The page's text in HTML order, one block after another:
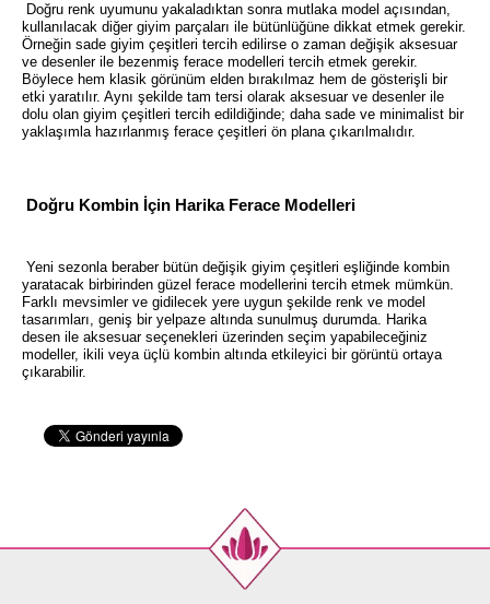
Doğru renk uyumunu yakaladıktan sonra mutlaka model açısından,
kullanılacak diğer giyim parçaları ile bütünlüğüne dikkat etmek gerekir.
Örneğin sade giyim çeşitleri tercih edilirse o zaman değişik aksesuar
ve desenler ile bezenmiş ferace modelleri tercih etmek gerekir.
Böylece hem klasik görünüm elden bırakılmaz hem de gösterişli bir
etki yaratılır. Aynı şekilde tam tersi olarak aksesuar ve desenler ile
dolu olan giyim çeşitleri tercih edildiğinde; daha sade ve minimalist bir
yaklaşımla hazırlanmış ferace çeşitleri ön plana çıkarılmalıdır.
Doğru Kombin İçin Harika Ferace Modelleri
Yeni sezonla beraber bütün değişik giyim çeşitleri eşliğinde kombin
yaratacak birbirinden güzel ferace modellerini tercih etmek mümkün.
Farklı mevsimler ve gidilecek yere uygun şekilde renk ve model
tasarımları, geniş bir yelpaze altında sunulmuş durumda. Harika
desen ile aksesuar seçenekleri üzerinden seçim yapabileceğiniz
modeller, ikili veya üçlü kombin altında etkileyici bir görüntü ortaya
çıkarabilir.